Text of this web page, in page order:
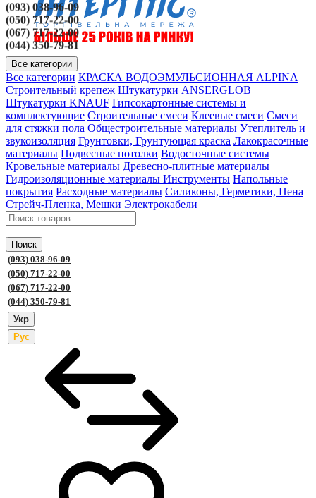
(093) 038-96-09
(050) 717-22-00
(067) 717-22-00
(044) 350-79-81
Все категории
Все категории КРАСКА ВОДОЭМУЛЬСИОННАЯ ALPINA
Строительный крепеж Штукатурки ANSERGLOB
Штукатурки KNAUF Гипсокартонные системы и
комплектующие Строительные смеси Клеевые смеси Смеси
для стяжки пола Общестроительные материалы Утеплитель и
звукоизоляция Грунтовки, Грунтующая краска Лакокрасочные
материалы Подвесные потолки Водосточные системы
Кровельные материалы Древесно-плитные материалы
Гидроизоляционные материалы Инструменты Напольные
покрытия Расходные материалы Силиконы, Герметики, Пена
Стрейч-Пленка, Мешки Электрокабели
Поиск
(093) 038-96-09
(050) 717-22-00
(067) 717-22-00
(044) 350-79-81
Укр
Рус